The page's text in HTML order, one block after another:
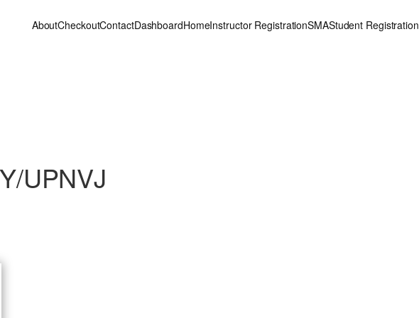
AboutCheckoutContactDashboardHomeInstructor RegistrationSMAStudent Registration
UPNVJ